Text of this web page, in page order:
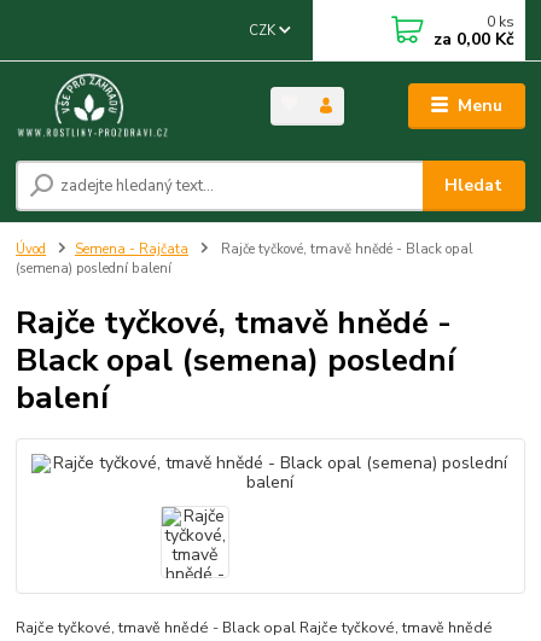
Menu
CZK
Hledat
0 ks
za 0,00 Kč
Úvod Semena - Rajčata
Rajče tyčkové, tmavě hnědé - Black opal
(semena) poslední balení
Rajče tyčkové, tmavě hnědé -
Black opal (semena) poslední
balení
Rajče tyčkové, tmavě hnědé - Black opal Rajče tyčkové, tmavě hnědé